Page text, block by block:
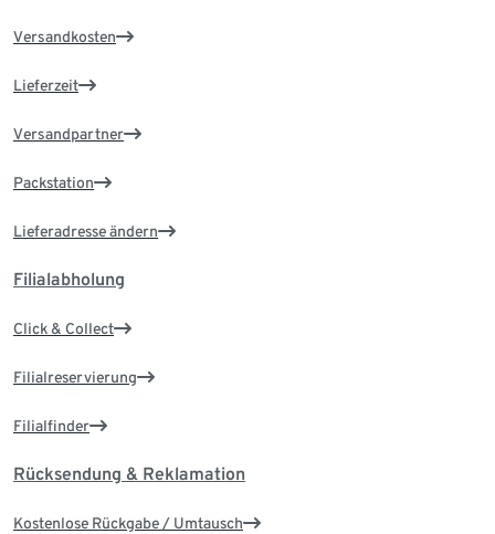
Versandkosten
Lieferzeit
Versandpartner
Packstation
Lieferadresse ändern
Filialabholung
Click & Collect
Filialreservierung
Filialfinder
Rücksendung & Reklamation
Kostenlose Rückgabe / Umtausch